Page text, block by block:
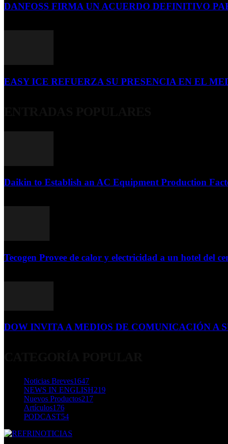
DANFOSS FIRMA UN ACUERDO DEFINITIVO
EASY ICE REFUERZA SU PRESENCIA EN EL
Daikin to Establish an AC Equipment Production
Tecogen Provee de calor y electricidad a un hotel del
DOW INVITA A MEDIOS DE COMUNICACIÓN A
Noticias Breves1647
NEWS IN ENGLISH219
Nuevos Productos217
Artículos176
PODCAST54